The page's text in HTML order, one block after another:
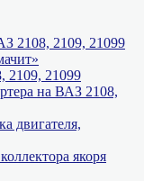
2108, 2109, 21099
2109, 21099
на ВАЗ 2108,
двигателя,
якоря